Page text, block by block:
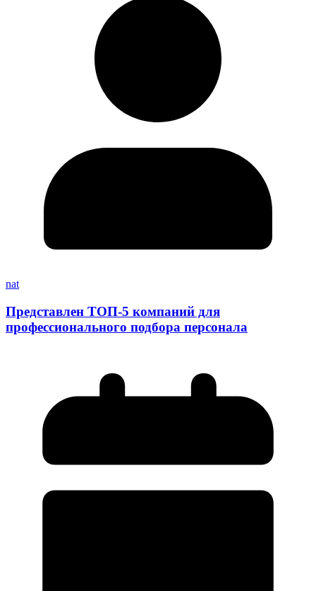
nat
Представлен ТОП-5 компаний для
профессионального подбора персонала